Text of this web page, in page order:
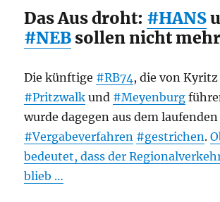
Das Aus droht: #HANS
#NEB sollen nicht
Die künftige #RB74, die von
#Pritzwalk und #Meyenburg
wurde dagegen aus dem laufenden
#Vergabeverfahren #gestrichen.
bedeutet, dass der
blieb …